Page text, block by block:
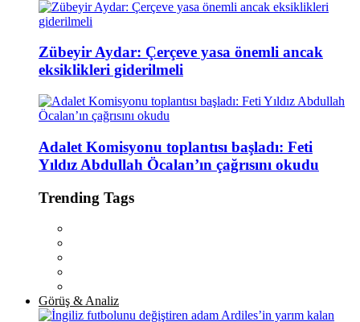
Zübeyir Aydar: Çerçeve yasa önemli ancak
eksiklikleri giderilmeli
Adalet Komisyonu toplantısı başladı: Feti
Yıldız Abdullah Öcalan’ın çağrısını okudu
Trending Tags
Görüş & Analiz